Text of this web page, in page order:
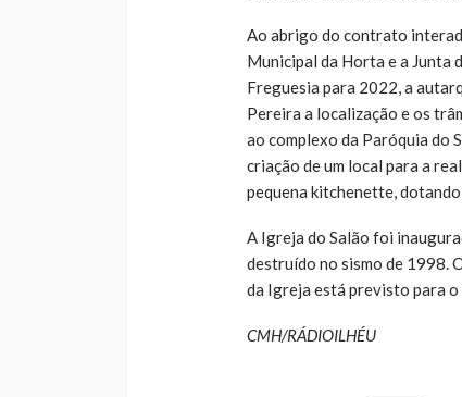
Ao abrigo do contrato
Municipal da Horta e a Junta
Freguesia para 2022, a
Pereira a localização e os
ao complexo da Paróquia do
criação de um local para a
pequena kitchenette,
A Igreja do Salão foi
destruído no sismo de 1998.
da Igreja está previsto para
CMH/RÁDIOILHÉU